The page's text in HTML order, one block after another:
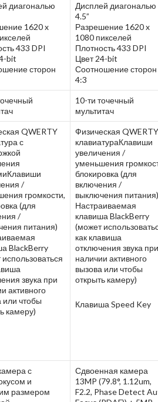
диагональю
1620 x
433 DPI
bit
сторон
Дисплей диагональю
4.5”
Разрешение 1620 x
1080 пикселей
Плотность 433 DPI
Цвет 24-bit
Соотношение сторон
4:3
10-ти точечный
мультитач
QWERTY
с
/
громкости,
(для
/
питания)
BlackBerry
звука при
активного
или чтобы
камеру)
Физическая QWERTY
клавиатураКлавиши
увеличения /
уменьшения
блокировка (для
включения /
выключения питания)
Настраиваемая
клавиша BlackBerry
(может
как клавиша
отключения звука при
наличии активного
вызова или чтобы
открыть камеру)
Клавиша Speed Key
с
и
размером
Сдвоенная камера
13MP (79.8°, 1.12um,
F2.2, Phase Detect